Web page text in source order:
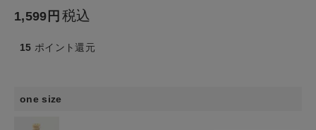
1,599 税込
15 ポイント還元
one size